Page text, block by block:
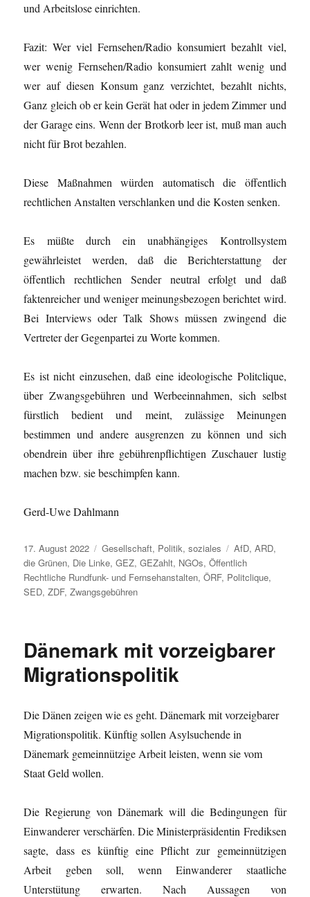
und Arbeitslose einrichten.
Fazit: Wer viel Fernsehen/Radio konsumiert bezahlt viel,
wer wenig Fernsehen/Radio konsumiert zahlt wenig und
wer auf diesen Konsum ganz verzichtet, bezahlt nichts,
Ganz gleich ob er kein Gerät hat oder in jedem Zimmer und
der Garage eins. Wenn der Brotkorb leer ist, muß man auch
nicht für Brot bezahlen.
Diese Maßnahmen würden automatisch die öffentlich
rechtlichen Anstalten verschlanken und die Kosten senken.
Es müßte durch ein unabhängiges Kontrollsystem
gewährleistet werden, daß die Berichterstattung der
öffentlich rechtlichen Sender neutral erfolgt und daß
faktenreicher und weniger meinungsbezogen berichtet wird.
Bei Interviews oder Talk Shows müssen zwingend die
Vertreter der Gegenpartei zu Worte kommen.
Es ist nicht einzusehen, daß eine ideologische Politclique,
über Zwangsgebühren und Werbeeinnahmen, sich selbst
fürstlich bedient und meint, zulässige Meinungen
bestimmen und andere ausgrenzen zu können und sich
obendrein über ihre gebührenpflichtigen Zuschauer lustig
machen bzw. sie beschimpfen kann.
Gerd-Uwe Dahlmann
Veröffentlicht
am
17. August 2022 Kategorien
Gesellschaft, Politik,soziales Schlagwörter
AfD,ARD,
die Grünen, Die Linke,GEZ,GEZahlt, NGOs,Öffentlich
Rechtliche Rundfunk- und Fernsehanstalten,ÖRF, Politclique,
SED,ZDF,Zwangsgebühren
Dänemark mit vorzeigbarer
Migrationspolitik
Die Dänen zeigen wie es geht. Dänemark mit vorzeigbarer
Migrationspolitik. Künftig sollen Asylsuchende in
Dänemark gemeinnützige Arbeit leisten, wenn sie vom
Staat Geld wollen.
Die Regierung von Dänemark will die Bedingungen für
Einwanderer verschärfen. Die Ministerpräsidentin Frediksen
sagte, dass es künftig eine Pflicht zur gemeinnützigen
Arbeit geben soll, wenn Einwanderer staatliche
Unterstütung erwarten. Nach Aussagen von